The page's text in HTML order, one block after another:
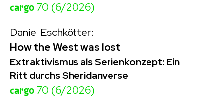
cargo 70 (6/2026)
Daniel Eschkötter:
How the West was lost
Extraktivismus als Serienkonzept: Ein
Ritt durchs Sheridanverse
cargo 70 (6/2026)